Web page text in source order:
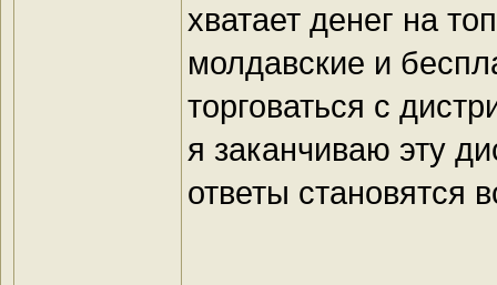
хватает денег на
молдавские и
торговаться с
я заканчиваю эту
ответы становятся